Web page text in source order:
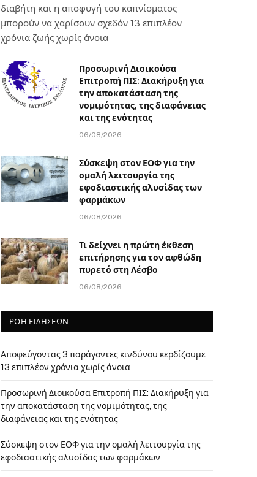
διαβήτη και η αποφυγή του καπνίσματος
μπορούν να χαρίσουν σχεδόν 13 επιπλέον
χρόνια ζωής χωρίς άνοια
Προσωρινή Διοικούσα
Επιτροπή ΠΙΣ: Διακήρυξη για
την αποκατάσταση της
νομιμότητας, της διαφάνειας
και της ενότητας
06/08/2026
Σύσκεψη στον ΕΟΦ για την
ομαλή λειτουργία της
εφοδιαστικής αλυσίδας των
φαρμάκων
06/08/2026
Τι δείχνει η πρώτη έκθεση
επιτήρησης για τον αφθώδη
πυρετό στη Λέσβο
06/08/2026
ΡΟΗ ΕΙΔΗΣΕΩΝ
Αποφεύγοντας 3 παράγοντες κινδύνου κερδίζουμε
13 επιπλέον χρόνια χωρίς άνοια
Προσωρινή Διοικούσα Επιτροπή ΠΙΣ: Διακήρυξη για
την αποκατάσταση της νομιμότητας, της
διαφάνειας και της ενότητας
Σύσκεψη στον ΕΟΦ για την ομαλή λειτουργία της
εφοδιαστικής αλυσίδας των φαρμάκων